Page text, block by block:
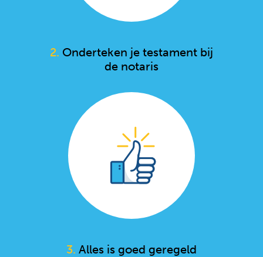
2. Onderteken je testament bij
de notaris
3. Alles is goed geregeld